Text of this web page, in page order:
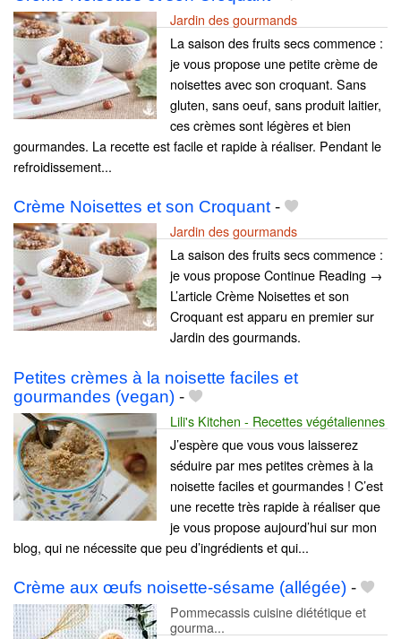
Jardin des gourmands
La saison des fruits secs commence :
je vous propose une petite crème de
noisettes avec son croquant. Sans
gluten, sans oeuf, sans produit laitier,
ces crèmes sont légères et bien
gourmandes. La recette est facile et rapide à réaliser. Pendant le
refroidissement...
Crème Noisettes et son Croquant-
Jardin des gourmands
La saison des fruits secs commence :
je vous propose Continue Reading →
L’article Crème Noisettes et son
Croquant est apparu en premier sur
Jardin des gourmands.
Petites crèmes à la noisette faciles et
gourmandes (vegan) -
Lili's Kitchen - Recettes végétaliennes
J’espère que vous vous laisserez
séduire par mes petites crèmes à la
noisette faciles et gourmandes ! C’est
une recette très rapide à réaliser que
je vous propose aujourd’hui sur mon
blog, qui ne nécessite que peu d’ingrédients et qui...
Crème aux œufs noisette-sésame (allégée) -
Pommecassis cuisine diététique et
gourma...